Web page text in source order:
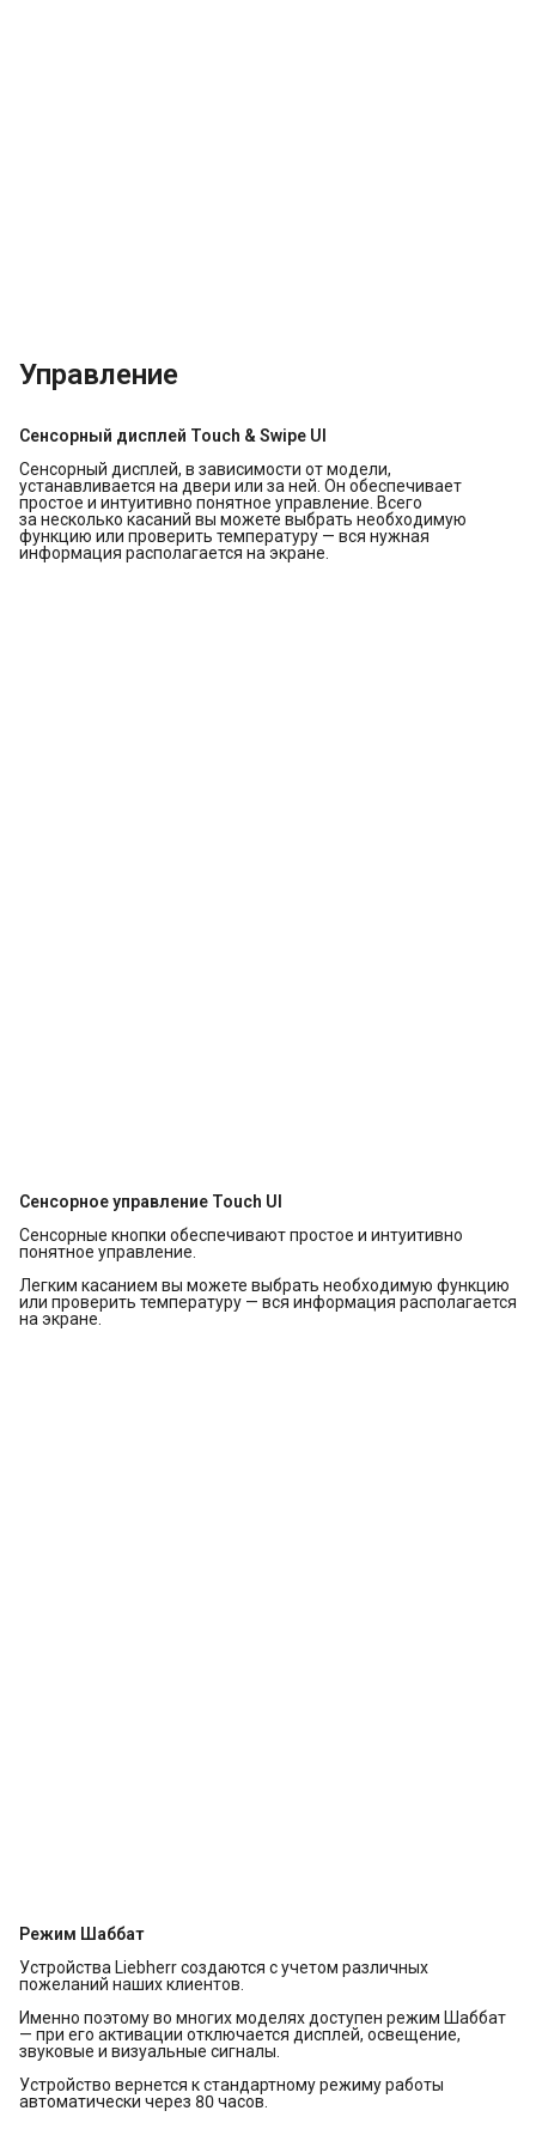
Управление
Сенсорный дисплей Touch & Swipe UI
Сенсорный дисплей, в зависимости от модели,
устанавливается на двери или за ней. Он обеспечивает
простое и интуитивно понятное управление. Всего
за несколько касаний вы можете выбрать необходимую
функцию или проверить температуру — вся нужная
информация располагается на экране.
Сенсорное управление Touch UI
Сенсорные кнопки обеспечивают простое и интуитивно
понятное управление.
Легким касанием вы можете выбрать необходимую функцию
или проверить температуру — вся информация располагается
на экране.
Режим Шаббат
Устройства Liebherr создаются с учетом различных
пожеланий наших клиентов.
Именно поэтому во многих моделях доступен режим Шаббат
— при его активации отключается дисплей, освещение,
звуковые и визуальные сигналы.
Устройство вернется к стандартному режиму работы
автоматически через 80 часов.